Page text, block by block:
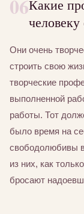
06Какие
Они очень
строить свою
творческие
выполненной
работы. Тот
было время на
свободолюбивы
из них, как
бросают